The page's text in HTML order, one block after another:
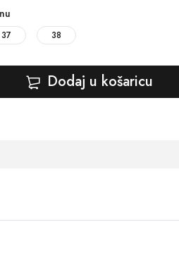
37 38
Dodaj u košaricu